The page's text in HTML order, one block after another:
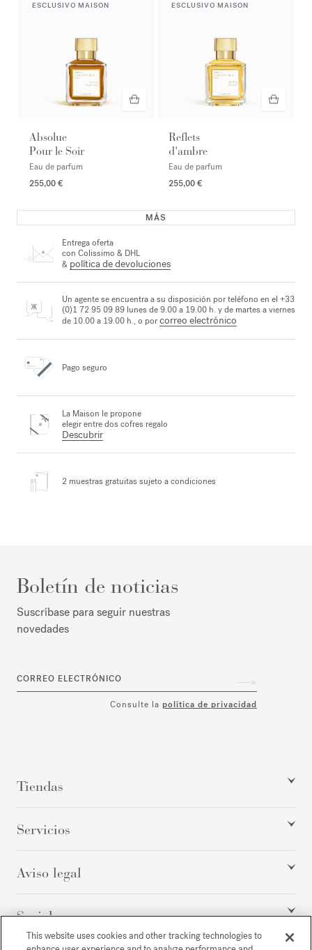
ESCLUSIVO MAISON
Absolue
Pour le Soir
Eau de parfum
255,00 €
ESCLUSIVO MAISON
Reflets
d'ambre
Eau de parfum
255,00 €
MÁS
Entrega oferta
con Colissimo & DHL
& política de devoluciones
Un agente se encuentra a su disposición por teléfono en el +33
(0)1 72 95 09 89 lunes de 9.00 a 19.00 h. y de martes a viernes
de 10.00 a 19.00 h., o porcorreo electrónico
Pago seguro
La Maison le propone
elegir entre dos cofres regalo
Descubrir
2 muestras gratuitas sujeto a condiciones
Boletín de noticias
Suscríbase para seguir nuestras
novedades
CORREO ELECTRÓNICO
Consulte la política de privacidad
Tiendas
Servicios
Aviso legal
Social
This website uses cookies and other tracking technologies to